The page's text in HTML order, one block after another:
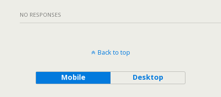
NO RESPONSES
Back to top
Mobile Desktop